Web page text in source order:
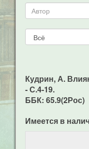
Кудрин, А.
- С.4-19.
ББК: 65.9(2Рос)
Имеется в